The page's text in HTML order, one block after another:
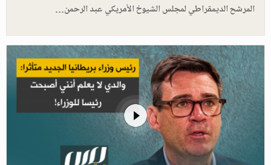
المرشح الديمقراطي لمجلس الشيوخ الأمريكي عبد الرحمن…